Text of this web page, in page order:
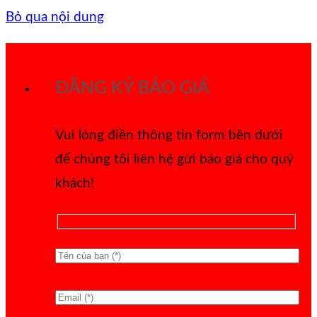
Bỏ qua nội dung
ĐĂNG KÝ BÁO GIÁ
Vui lòng điền thông tin form bên dưới
để chúng tôi liên hệ gửi báo giá cho quý
khách!